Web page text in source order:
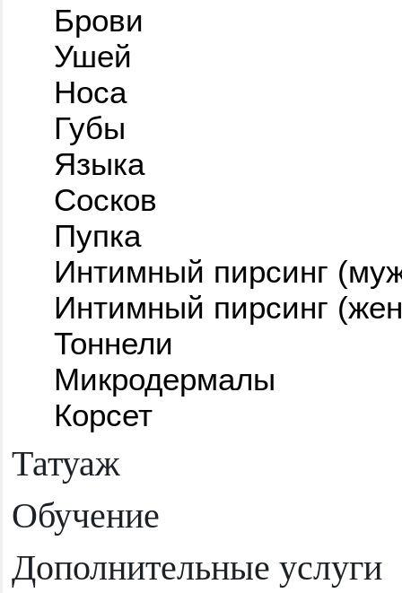
Брови
Ушей
Носа
Губы
Языка
Сосков
Пупка
Интимный пирсинг
Интимный пирсинг
Тоннели
Микродермалы
Корсет
Татуаж
Обучение
Дополнительные услуги